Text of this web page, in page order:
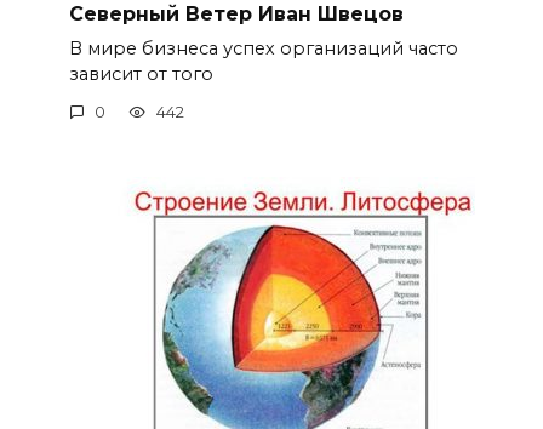
Северный Ветер Иван Швецов
В мире бизнеса успех организаций часто
зависит от того
0 442